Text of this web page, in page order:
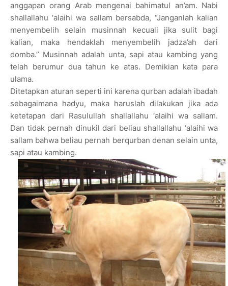
anggapan orang Arab mengenai bahimatul an’am. Nabi
shallallahu ‘alaihi wa sallam bersabda, “Janganlah kalian
menyembelih selain musinnah kecuali jika sulit bagi
kalian, maka hendaklah menyembelih jadza’ah dari
domba.” Musinnah adalah unta, sapi atau kambing yang
telah berumur dua tahun ke atas. Demikian kata para
ulama.
Ditetapkan aturan seperti ini karena qurban adalah ibadah
sebagaimana hadyu, maka haruslah dilakukan jika ada
ketetapan dari Rasulullah shallallahu ‘alaihi wa sallam.
Dan tidak pernah dinukil dari beliau shallallahu ‘alaihi wa
sallam bahwa beliau pernah berqurban denan selain unta,
sapi atau kambing.